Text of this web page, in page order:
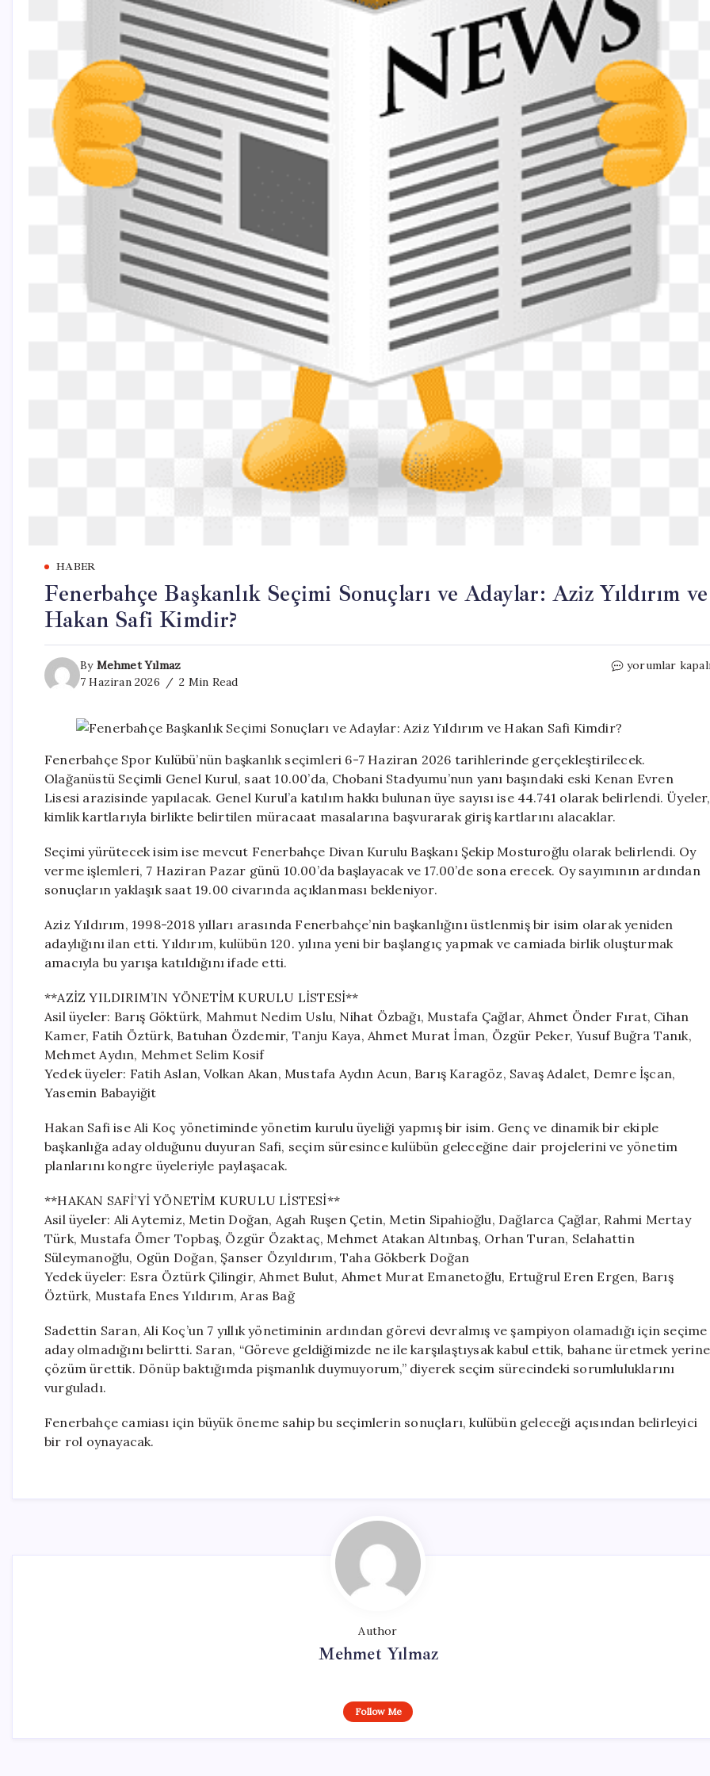
HABER
Fenerbahçe Başkanlık Seçimi Sonuçları ve Adaylar: Aziz Yıldırım ve
Hakan Safi Kimdir?
By Mehmet Yılmaz
7 Haziran 2026
2 Min Read
Fenerbahçe
Aziz
Yıldırım
ve
Kimdir?
yorumlar
Fenerbahçe Spor Kulübü’nün başkanlık seçimleri 6-7 Haziran 2026 tarihlerinde gerçekleştirilecek.
Olağanüstü Seçimli Genel Kurul, saat 10.00’da, Chobani Stadyumu’nun yanı başındaki eski Kenan Evren
Lisesi arazisinde yapılacak. Genel Kurul’a katılım hakkı bulunan üye sayısı ise 44.741 olarak belirlendi. Üyeler,
kimlik kartlarıyla birlikte belirtilen müracaat masalarına başvurarak giriş kartlarını alacaklar.
Seçimi yürütecek isim ise mevcut Fenerbahçe Divan Kurulu Başkanı Şekip Mosturoğlu olarak belirlendi. Oy
verme işlemleri, 7 Haziran Pazar günü 10.00’da başlayacak ve 17.00’de sona erecek. Oy sayımının ardından
sonuçların yaklaşık saat 19.00 civarında açıklanması bekleniyor.
Aziz Yıldırım, 1998-2018 yılları arasında Fenerbahçe’nin başkanlığını üstlenmiş bir isim olarak yeniden
adaylığını ilan etti. Yıldırım, kulübün 120. yılına yeni bir başlangıç yapmak ve camiada birlik oluşturmak
amacıyla bu yarışa katıldığını ifade etti.
**AZİZ YILDIRIM’IN YÖNETİM KURULU LİSTESİ**
Asil üyeler: Barış Göktürk, Mahmut Nedim Uslu, Nihat Özbağı, Mustafa Çağlar, Ahmet Önder Fırat, Cihan
Kamer, Fatih Öztürk, Batuhan Özdemir, Tanju Kaya, Ahmet Murat İman, Özgür Peker, Yusuf Buğra Tanık,
Mehmet Aydın, Mehmet Selim Kosif
Yedek üyeler: Fatih Aslan, Volkan Akan, Mustafa Aydın Acun, Barış Karagöz, Savaş Adalet, Demre İşcan,
Yasemin Babayiğit
Hakan Safi ise Ali Koç yönetiminde yönetim kurulu üyeliği yapmış bir isim. Genç ve dinamik bir ekiple
başkanlığa aday olduğunu duyuran Safi, seçim süresince kulübün geleceğine dair projelerini ve yönetim
planlarını kongre üyeleriyle paylaşacak.
**HAKAN SAFİ’Yİ YÖNETİM KURULU LİSTESİ**
Asil üyeler: Ali Aytemiz, Metin Doğan, Agah Ruşen Çetin, Metin Sipahioğlu, Dağlarca Çağlar, Rahmi Mertay
Türk, Mustafa Ömer Topbaş, Özgür Özaktaç, Mehmet Atakan Altınbaş, Orhan Turan, Selahattin
Süleymanoğlu, Ogün Doğan, Şanser Özyıldırım, Taha Gökberk Doğan
Yedek üyeler: Esra Öztürk Çilingir, Ahmet Bulut, Ahmet Murat Emanetoğlu, Ertuğrul Eren Ergen, Barış
Öztürk, Mustafa Enes Yıldırım, Aras Bağ
Sadettin Saran, Ali Koç’un 7 yıllık yönetiminin ardından görevi devralmış ve şampiyon olamadığı için seçime
aday olmadığını belirtti. Saran, “Göreve geldiğimizde ne ile karşılaştıysak kabul ettik, bahane üretmek yerine
çözüm ürettik. Dönüp baktığımda pişmanlık duymuyorum,” diyerek seçim sürecindeki sorumluluklarını
vurguladı.
Fenerbahçe camiası için büyük öneme sahip bu seçimlerin sonuçları, kulübün geleceği açısından belirleyici
bir rol oynayacak.
Author
Mehmet Yılmaz
Follow Me